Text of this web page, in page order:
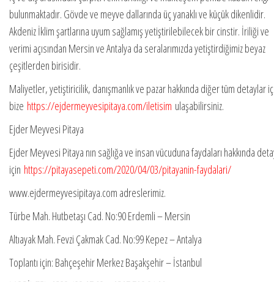
bulunmaktadır. Gövde ve meyve dallarında üç yanaklı ve küçük dikenlidir.
Akdeniz İklim şartlarına uyum sağlamış yetiştirilebilecek bir cinstir. İriliği ve
verimi açısından Mersin ve Antalya da seralarımızda yetiştirdiğimiz beyaz
çeşitlerden birisidir.
Maliyetler, yetiştiricilik, danışmanlık ve pazar hakkında diğer tüm detaylar
bize https://ejdermeyvesipitaya.com/iletisim ulaşabilirsiniz.
Ejder Meyvesi Pitaya
Ejder Meyvesi Pitaya nın sağlığa ve insan vücuduna faydaları hakkında
için https://pitayasepeti.com/2020/04/03/pitayanin-faydalari/
www.ejdermeyvesipitaya.com adreslerimiz.
Türbe Mah. Hutbetaşı Cad. No:90 Erdemli – Mersin
Altıayak Mah. Fevzi Çakmak Cad. No:99 Kepez – Antalya
Toplantı için: Bahçeşehir Merkez Başakşehir – İstanbul